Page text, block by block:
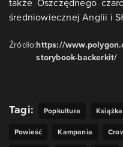
średniowiecznej Anglii i
Źródło:https://
storybook-backerkit/
Tagi: Popkultura Książka
Powieść
Kampania